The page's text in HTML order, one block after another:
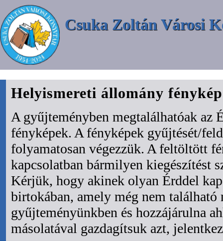
Csuka Zoltán Városi
Helyismereti állomány
A gyűjteményben megtalálhatóak az
fényképek. A fényképek gyűjtését/
folyamatosan végezzük. A feltöltött
kapcsolatban bármilyen kiegészítést
Kérjük, hogy akinek olyan Érddel
birtokában, amely még nem található
gyűjteményünkben és hozzájárulna
másolatával gazdagítsuk azt,